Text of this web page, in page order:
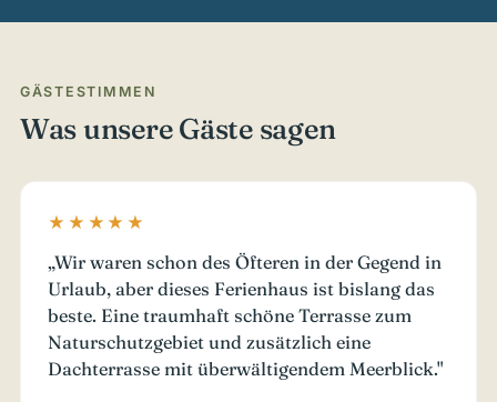
GÄSTESTIMMEN
Was unsere Gäste sagen
★★★★★
„Wir waren schon des Öfteren in der Gegend in
Urlaub, aber dieses Ferienhaus ist bislang das
beste. Eine traumhaft schöne Terrasse zum
Naturschutzgebiet und zusätzlich eine
Dachterrasse mit überwältigendem Meerblick."